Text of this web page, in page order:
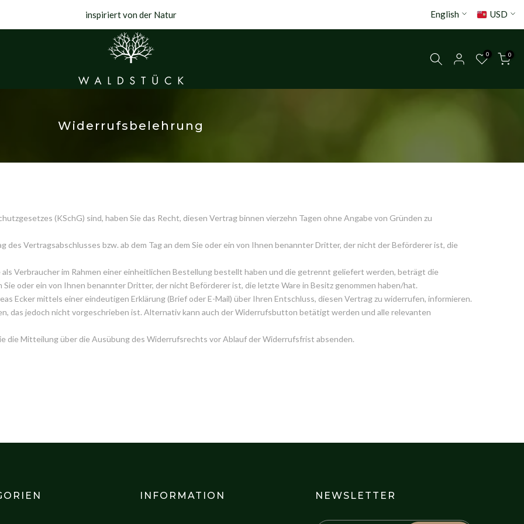
inspiriert von der Natur English USD
0 0
Widerrufsbelehrung
(KSchG) sind, haben Sie das Recht, diesen Vertrag binnen vierzehn Tagen ohne Angabe von Gründen zu
des Vertragsabschlusses bzw. ab dem Tag an dem Sie oder ein von Ihnen benannter Dritter, der nicht der Beförderer ist, die
als Verbraucher im Rahmen einer einheitlichen Bestellung bestellt haben und die getrennt geliefert werden, beträgt die
oder ein von Ihnen benannter Dritter, der nicht Beförderer ist, die letzte Ware in Besitz genommen haben/hat.
Ecker mittels einer eindeutigen Erklärung (Brief oder E-Mail) über Ihren Entschluss, diesen Vertrag zu widerrufen, informieren.
das jedoch nicht vorgeschrieben ist. Alternativ kann auch der Widerrufsbutton betätigt werden und alle relevanten
die Mitteilung über die Ausübung des Widerrufsrechts vor Ablauf der Widerrufsfrist absenden.
INFORMATION NEWSLETTER